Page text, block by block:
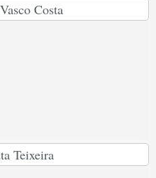
Costa
Teixeira